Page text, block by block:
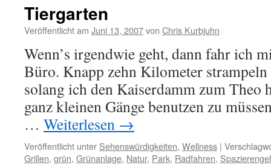
Tiergarten
Veröffentlicht am Juni 13, 2007von Chris Kurbjuhn
Wenn’s irgendwie geht, dann fahr ich
Büro. Knapp zehn Kilometer
solang ich den Kaiserdamm zum Theo
ganz kleinen Gänge benutzen zu
… Weiterlesen →
Veröffentlicht unter Sehenswürdigkeiten, Wellness |
Grillen, grün, Grünanlage, Natur, Park, Radfahren,